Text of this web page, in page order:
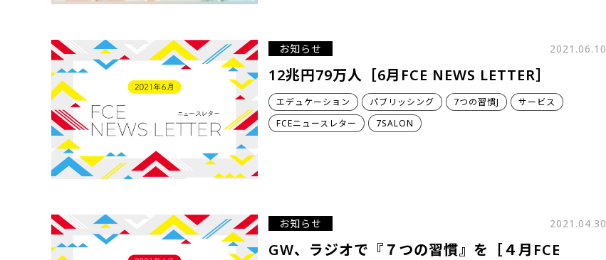
お知らせ 2021.06.10
12兆円79万人［6月FCE NEWS LETTER］
エデュケーション パブリッシング 7つの習慣J
サービス
FCEニュースレター
7SALON
お知らせ 2021.04.30
GW、ラジオで『７つの習慣』を［４月FCE